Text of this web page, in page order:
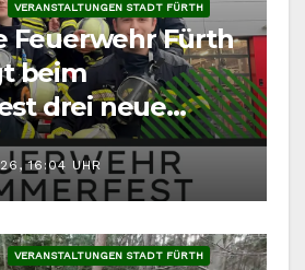
VERANSTALTUNGEN STADT FÜRTH
Feuerwehr Fürth
beim
drei neue
16:04 UHR
VERANSTALTUNGEN STADT FÜRTH